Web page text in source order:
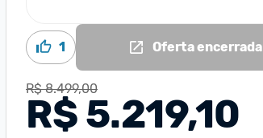
1 Oferta encerrada
R$ 8.499,00
R$ 5.219,10